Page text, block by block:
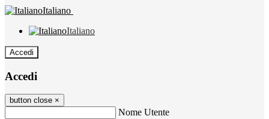
Italiano
Italiano
Accedi
Accedi
button close ×
Nome Utente